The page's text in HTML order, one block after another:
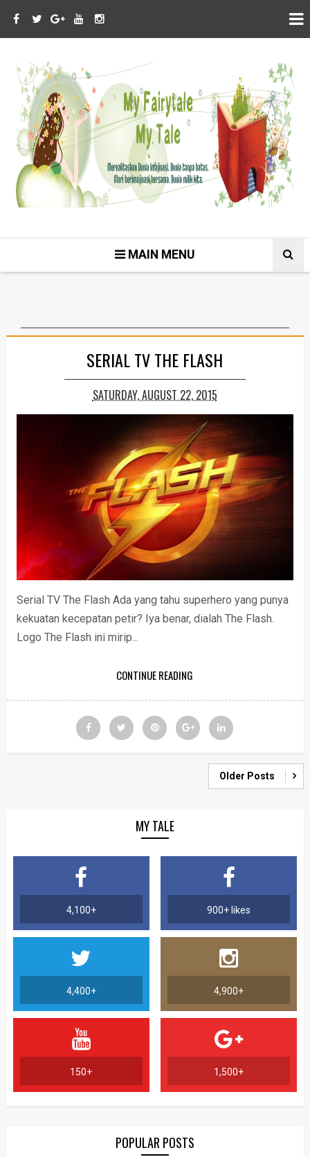
MAIN MENU
SERIAL TV THE FLASH
SATURDAY, AUGUST 22, 2015
Serial TV The Flash Ada yang tahu superhero yang punya
kekuatan kecepatan petir? Iya benar, dialah The Flash.
Logo The Flash ini mirip...
CONTINUE READING
Older Posts
MY TALE
4,100+ 900+ likes
4,400+ 4,900+
150+ 1,500+
POPULAR POSTS